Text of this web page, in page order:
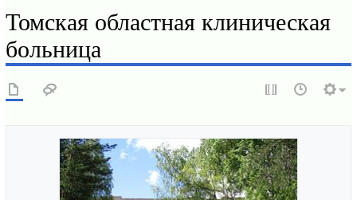
Томская областная клиническая
больница